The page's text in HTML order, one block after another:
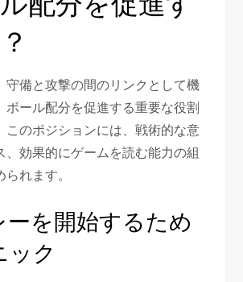
守備と攻撃の間のリンクとして機
ボール配分を促進する重要な役割
このポジションには、戦術的な意
、効果的にゲームを読む能力の組
れます。
を開始するため
ク